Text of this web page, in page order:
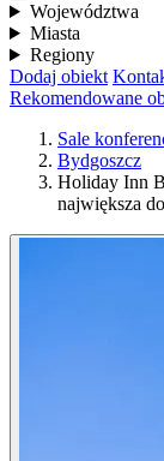
Województwa
Miasta
Regiony
Dodaj obiekt
Rekomendowane
Sale
Bydgoszcz
Holiday Inn
największa